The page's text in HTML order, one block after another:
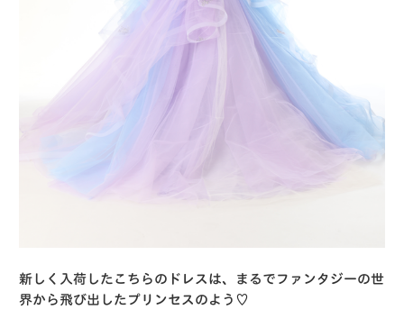
新しく入荷したこちらのドレスは、まるでファンタジーの世
界から飛び出したプリンセスのよう♡